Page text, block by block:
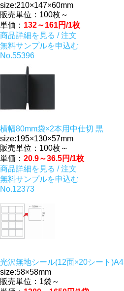
size:210×147×60mm
販売単位：100枚～
単価： 132～161円/1枚
商品詳細を見る / 注文
無料サンプルを申込む
No.55396
横幅80mm袋×2本用中仕切 黒
size:195×130×57mm
販売単位：100枚～
単価： 20.9～36.5円/1枚
商品詳細を見る / 注文
無料サンプルを申込む
No.12373
光沢無地シール(12面×20シート)A4
size:58×58mm
販売単位：1袋～